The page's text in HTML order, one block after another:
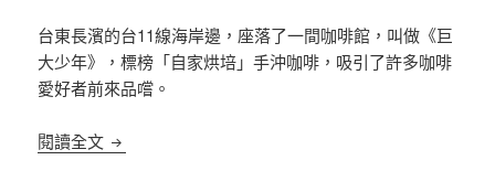
台東長濱的台11線海岸邊，座落了一間咖啡館，叫做《巨
大少年》，標榜「自家烘培」手沖咖啡，吸引了許多咖啡
愛好者前來品嚐。
閱讀全文 《巨大少年》台東長濱的手沖夢想咖啡館 ~ 藝伎